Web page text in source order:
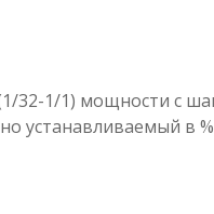
32-1/1) мощности с
устанавливаемый в